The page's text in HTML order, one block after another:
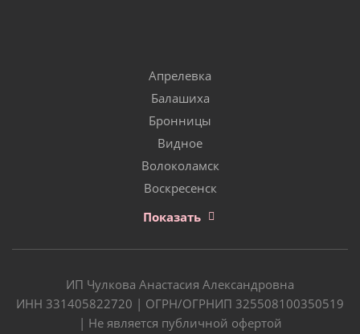
Апрелевка
Балашиха
Бронницы
Видное
Волоколамск
Воскресенск
Показать
ИП Чулкова Анастасия Александровна
ИНН 331405822720 | ОГРН/ОГРНИП 325508100350519
| Не является публичной офертой